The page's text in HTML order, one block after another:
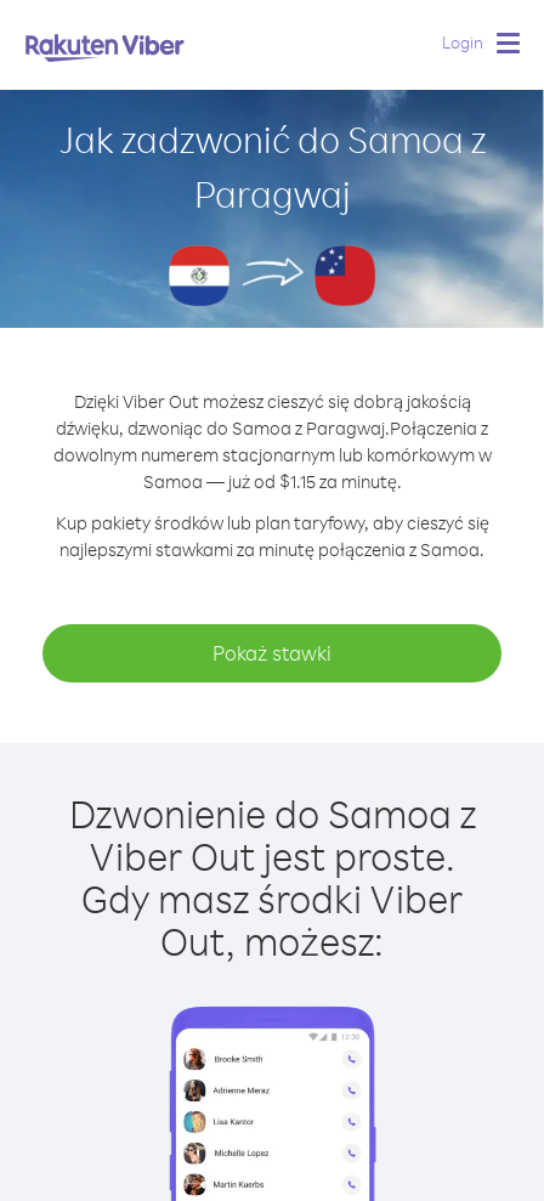
Login
Jak zadzwonić do Samoa z
Paragwaj
Dzięki Viber Out możesz cieszyć się dobrą jakością
dźwięku, dzwoniąc do Samoa z Paragwaj.Połączenia z
dowolnym numerem stacjonarnym lub komórkowym w
Samoa — już od $1.15 za minutę.
Kup pakiety środków lub plan taryfowy, aby cieszyć się
najlepszymi stawkami za minutę połączenia z Samoa.
Pokaż stawki
Dzwonienie do Samoa z
Viber Out jest proste.
Gdy masz środki Viber
Out, możesz: